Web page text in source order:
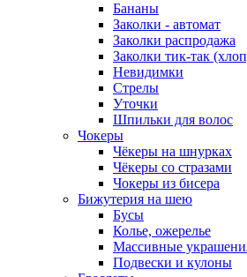
Бананы
Заколки - автомат
Заколки распродажа
Заколки тик-так
Невидимки
Стрелы
Уточки
Шпильки для волос
Чокеры
Чёкеры на шнурках
Чёкеры со стразами
Чокеры из бисера
Бижутерия на шею
Бусы
Колье, ожерелье
Массивные
Подвески и кулоны